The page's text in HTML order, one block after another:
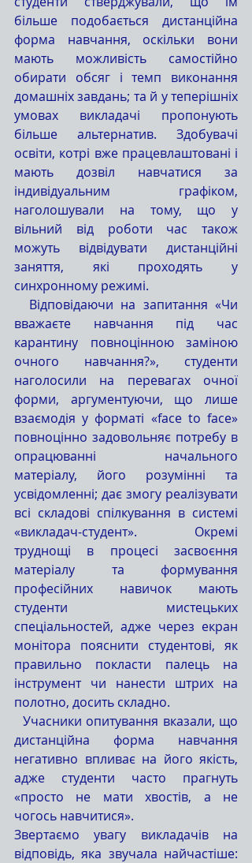
більше подобається дистанційна
форма навчання, оскільки вони
мають можливість самостійно
обирати обсяг і темп виконання
домашніх завдань; та й у теперішніх
умовах викладачі пропонують
більше альтернатив. Здобувачі
освіти, котрі вже працевлаштовані і
мають дозвіл навчатися за
індивідуальним графіком,
наголошували на тому, що у
вільний від роботи час також
можуть відвідувати дистанційні
заняття, які проходять у
синхронному режимі.
вважаєте навчання під час
карантину повноцінною заміною
очного навчання?», студенти
наголосили на перевагах очної
форми, аргументуючи, що лише
взаємодія у форматі «face to face»
повноцінно задовольняє потребу в
опрацюванні начального
матеріалу, його розумінні та
усвідомленні; дає змогу реалізувати
всі складові спілкування в системі
«викладач-студент». Окремі
труднощі в процесі засвоєння
матеріалу та формування
професійних навичок мають
студенти мистецьких
спеціальностей, адже через екран
монітора пояснити студентові, як
правильно покласти палець на
інструмент чи нанести штрих на
полотно, досить складно.
дистанційна форма навчання
негативно впливає на його якість,
адже студенти часто прагнуть
«просто не мати хвостів, а не
чогось навчитися».
Звертаємо увагу викладачів на
відповідь, яка звучала найчастіше: